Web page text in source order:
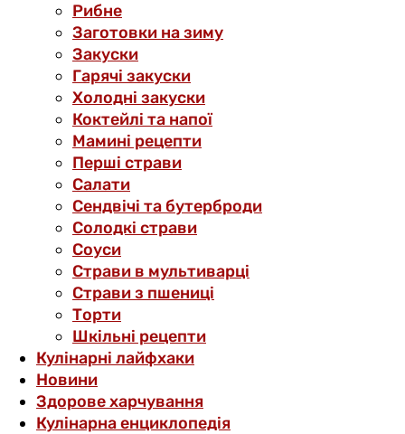
Рибне
Заготовки на зиму
Закуски
Гарячі закуски
Холодні закуски
Коктейлі та напої
Мамині рецепти
Перші страви
Салати
Сендвічі та бутерброди
Солодкі страви
Соуси
Страви в мультиварці
Страви з пшениці
Торти
Шкільні рецепти
Кулінарні лайфхаки
Новини
Здорове харчування
Кулінарна енциклопедія